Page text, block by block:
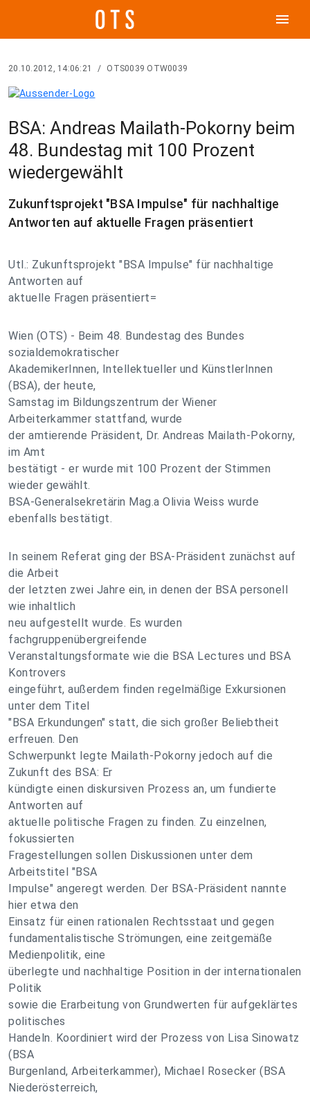
menu
20.10.2012, 14:06:21 / OTS0039 OTW0039
BSA: Andreas Mailath-Pokorny beim
48. Bundestag mit 100 Prozent
wiedergewählt
Zukunftsprojekt "BSA Impulse" für nachhaltige
Antworten auf aktuelle Fragen präsentiert
Utl.: Zukunftsprojekt "BSA Impulse" für nachhaltige
Antworten auf
aktuelle Fragen präsentiert=
Wien (OTS) - Beim 48. Bundestag des Bundes
sozialdemokratischer
AkademikerInnen, Intellektueller und KünstlerInnen
(BSA), der heute,
Samstag im Bildungszentrum der Wiener
Arbeiterkammer stattfand, wurde
der amtierende Präsident, Dr. Andreas Mailath-Pokorny,
im Amt
bestätigt - er wurde mit 100 Prozent der Stimmen
wieder gewählt.
BSA-Generalsekretärin Mag.a Olivia Weiss wurde
ebenfalls bestätigt.
In seinem Referat ging der BSA-Präsident zunächst auf
die Arbeit
der letzten zwei Jahre ein, in denen der BSA personell
wie inhaltlich
neu aufgestellt wurde. Es wurden
fachgruppenübergreifende
Veranstaltungsformate wie die BSA Lectures und BSA
Kontrovers
eingeführt, außerdem finden regelmäßige Exkursionen
unter dem Titel
"BSA Erkundungen" statt, die sich großer Beliebtheit
erfreuen. Den
Schwerpunkt legte Mailath-Pokorny jedoch auf die
Zukunft des BSA: Er
kündigte einen diskursiven Prozess an, um fundierte
Antworten auf
aktuelle politische Fragen zu finden. Zu einzelnen,
fokussierten
Fragestellungen sollen Diskussionen unter dem
Arbeitstitel "BSA
Impulse" angeregt werden. Der BSA-Präsident nannte
hier etwa den
Einsatz für einen rationalen Rechtsstaat und gegen
fundamentalistische Strömungen, eine zeitgemäße
Medienpolitik, eine
überlegte und nachhaltige Position in der internationalen
Politik
sowie die Erarbeitung von Grundwerten für aufgeklärtes
politisches
Handeln. Koordiniert wird der Prozess von Lisa Sinowatz
(BSA
Burgenland, Arbeiterkammer), Michael Rosecker (BSA
Niederösterreich,